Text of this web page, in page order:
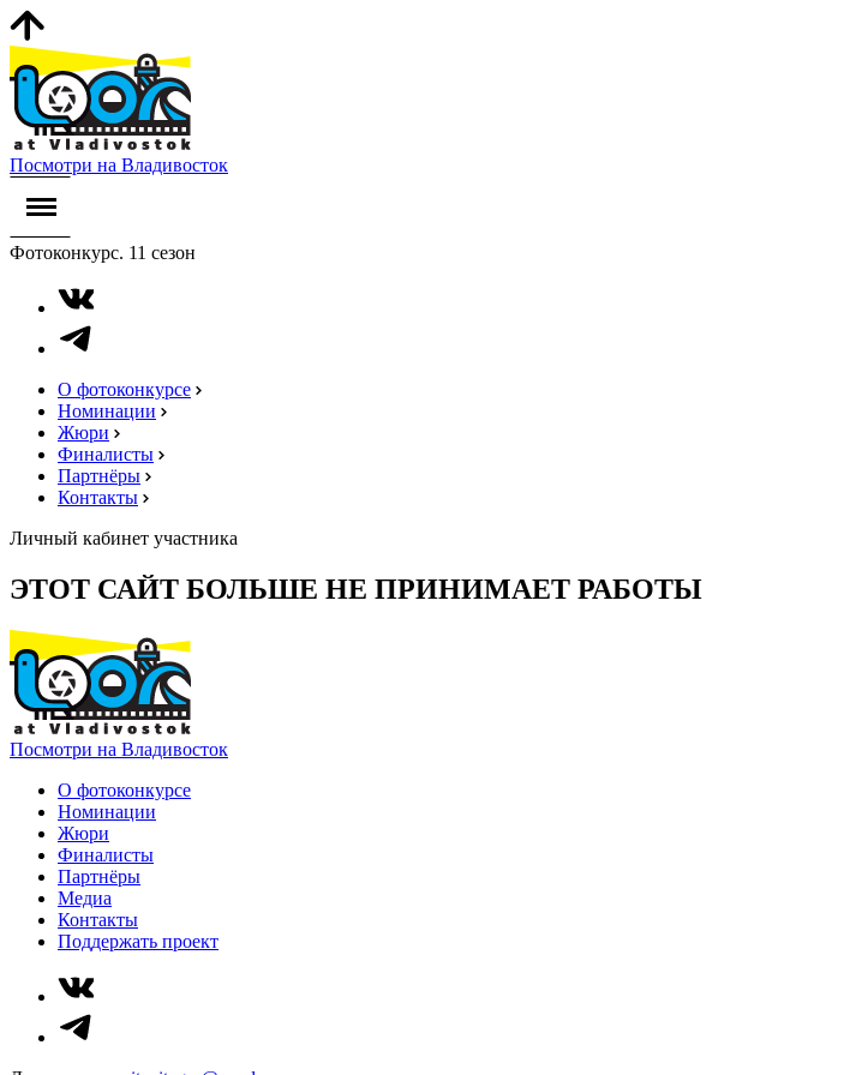
Посмотри на Владивосток
Фотоконкурс. 11 сезон
О фотоконкурсе
Номинации
Жюри
Финалисты
Партнёры
Контакты
Личный кабинет участника
ЭТОТ САЙТ БОЛЬШЕ НЕ ПРИНИМАЕТ РАБОТЫ
Посмотри на Владивосток
О фотоконкурсе
Номинации
Жюри
Финалисты
Партнёры
Медиа
Контакты
Поддержать проект